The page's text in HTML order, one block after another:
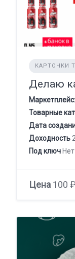
КАРТОЧКИ
Делаю
Маркетплейс:
Товарные
Дата
Доходность
Под ключНет
Цена 100